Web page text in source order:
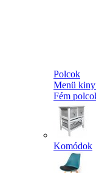
Polcok
Menü
Fém
Komódok